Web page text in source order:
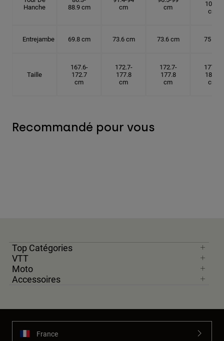
Hanche
88.9 cm
cm
cm
104.1
cm
Entrejambe 69.8 cm 73.6 cm 73.6 cm 75 cm
Taille
167.6-
172.7
cm
172.7-
177.8
cm
172.7-
177.8
cm
177.8-
182.9
cm
Recommandé pour vous
Top Catégories
VTT
Moto
Accessoires
France